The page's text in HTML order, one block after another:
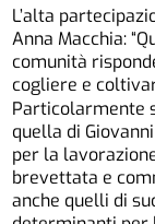
L’alta
Anna Macchia:
comunità
cogliere e
Particolarmente
quella di
per la
brevettata e
anche quelli di